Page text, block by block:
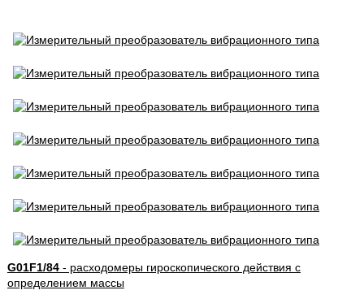
G01F1/84- расходомеры гироскопического действия с
определением массы